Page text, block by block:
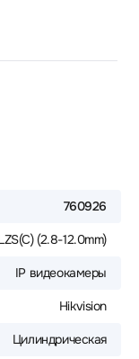
760926
(2.8-12.0mm)
IP видеокамеры
Hikvision
Цилиндрическая